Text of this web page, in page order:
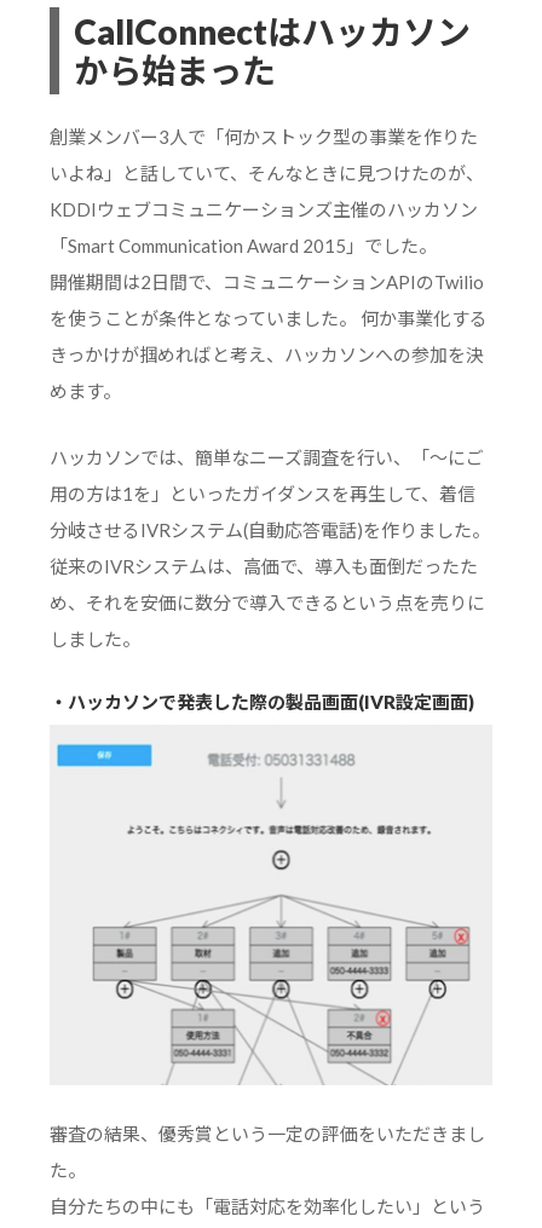
CallConnectはハッカソン
から始まった
創業メンバー3人で「何かストック型の事業を作りた
いよね」と話していて、そんなときに見つけたのが、
KDDIウェブコミュニケーションズ主催のハッカソン
「Smart Communication Award 2015」でした。
開催期間は2日間で、コミュニケーションAPIのTwilio
を使うことが条件となっていました。 何か事業化する
きっかけが掴めればと考え、ハッカソンへの参加を決
めます。
ハッカソンでは、簡単なニーズ調査を行い、「〜にご
用の方は1を」といったガイダンスを再生して、着信
分岐させるIVRシステム(自動応答電話)を作りました。
従来のIVRシステムは、高価で、導入も面倒だったた
め、それを安価に数分で導入できるという点を売りに
しました。
・ハッカソンで発表した際の製品画面(IVR設定画面)
審査の結果、優秀賞という一定の評価をいただきまし
た。
自分たちの中にも「電話対応を効率化したい」という